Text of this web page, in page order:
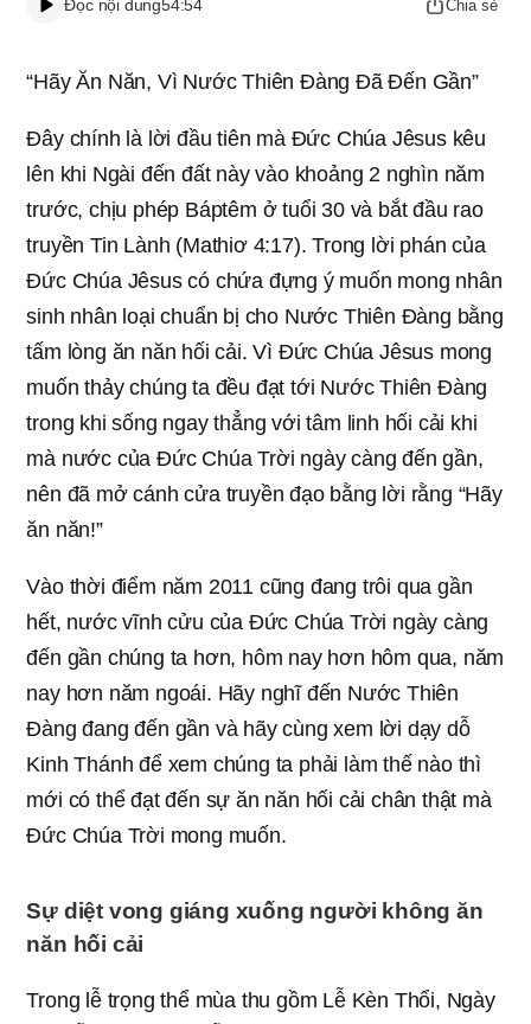
Đọc nội dung54:54 Chia sẻ
“Hãy Ăn Năn, Vì Nước Thiên Đàng Đã Đến Gần”
Đây chính là lời đầu tiên mà Đức Chúa Jêsus kêu
lên khi Ngài đến đất này vào khoảng 2 nghìn năm
trước, chịu phép Báptêm ở tuổi 30 và bắt đầu rao
truyền Tin Lành (Mathiơ 4:17). Trong lời phán của
Đức Chúa Jêsus có chứa đựng ý muốn mong nhân
sinh nhân loại chuẩn bị cho Nước Thiên Đàng bằng
tấm lòng ăn năn hối cải. Vì Đức Chúa Jêsus mong
muốn thảy chúng ta đều đạt tới Nước Thiên Đàng
trong khi sống ngay thẳng với tâm linh hối cải khi
mà nước của Đức Chúa Trời ngày càng đến gần,
nên đã mở cánh cửa truyền đạo bằng lời rằng “Hãy
ăn năn!”
Vào thời điểm năm 2011 cũng đang trôi qua gần
hết, nước vĩnh cửu của Đức Chúa Trời ngày càng
đến gần chúng ta hơn, hôm nay hơn hôm qua, năm
nay hơn năm ngoái. Hãy nghĩ đến Nước Thiên
Đàng đang đến gần và hãy cùng xem lời dạy dỗ
Kinh Thánh để xem chúng ta phải làm thế nào thì
mới có thể đạt đến sự ăn năn hối cải chân thật mà
Đức Chúa Trời mong muốn.
Sự diệt vong giáng xuống người không ăn
năn hối cải
Trong lễ trọng thể mùa thu gồm Lễ Kèn Thổi, Ngày